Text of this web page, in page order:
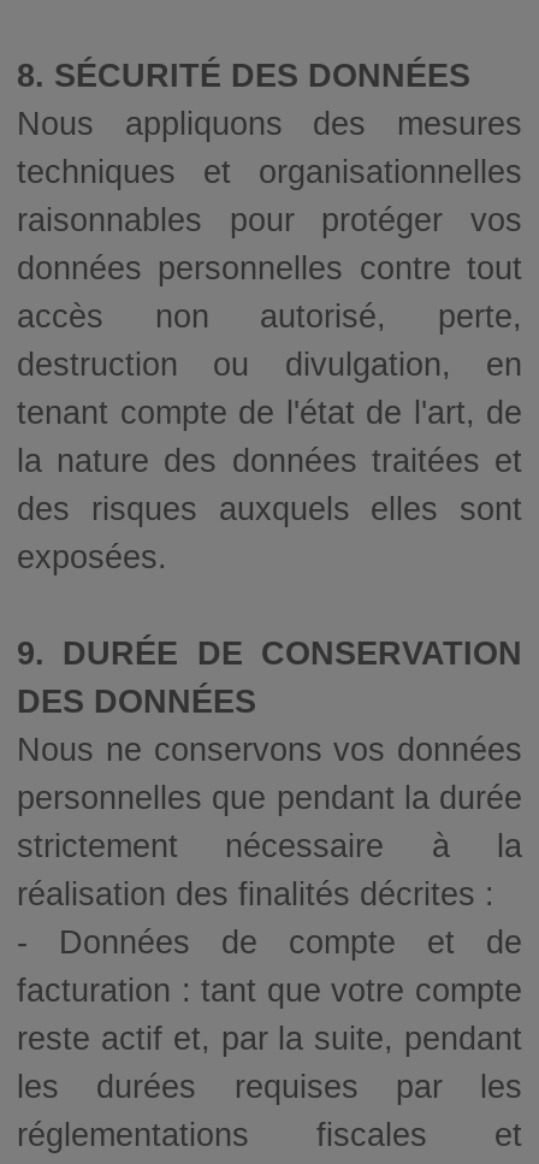
8. SÉCURITÉ DES DONNÉES
Nous appliquons des mesures
techniques et organisationnelles
raisonnables pour protéger vos
données personnelles contre tout
accès non autorisé, perte,
destruction ou divulgation, en
tenant compte de l'état de l'art, de
la nature des données traitées et
des risques auxquels elles sont
exposées.
9. DURÉE DE CONSERVATION
DES DONNÉES
Nous ne conservons vos données
personnelles que pendant la durée
strictement nécessaire à la
réalisation des finalités décrites :
- Données de compte et de
facturation : tant que votre compte
reste actif et, par la suite, pendant
les durées requises par les
réglementations fiscales et